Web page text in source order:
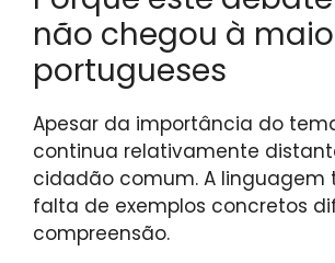
não chegou à
portugueses
Apesar da importância do
continua relativamente
cidadão comum. A linguagem
falta de exemplos concretos
compreensão.